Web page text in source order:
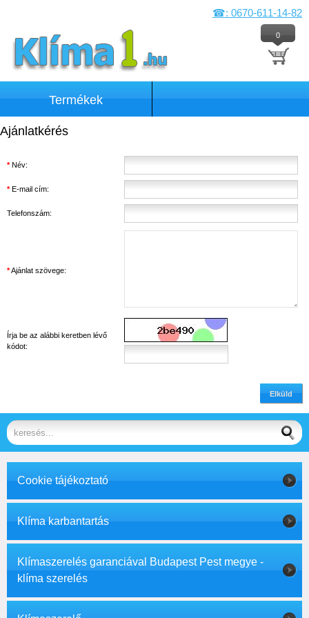
☎: 0670-611-14-82
0
Termékek
Ajánlatkérés
*Név:
*E-mail cím:
Telefonszám:
*Ajánlat szövege:
Írja be az alábbi keretben lévő
kódot:
Elküld
Cookie tájékoztató
Klíma karbantartás
Klímaszerelés garanciával Budapest Pest megye -
klíma szerelés